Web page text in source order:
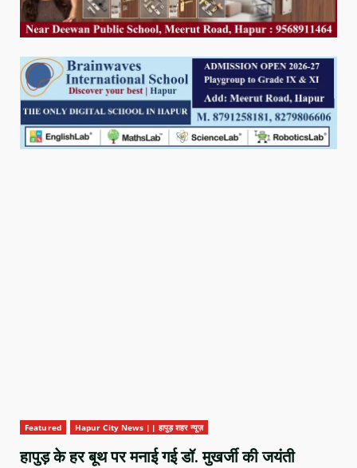
Featured Hapur City News || हापुड़ शहर न्यूज़
हापुड़ के हर बूथ पर मनाई गई डॉ. मुखर्जी की जयंती